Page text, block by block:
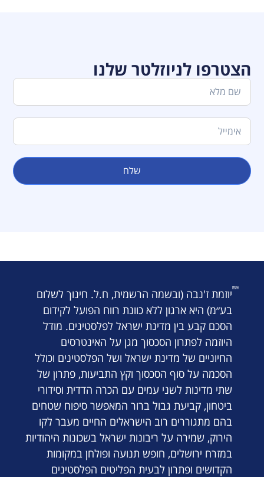
הצטרפו לניוזלטר שלנו
שלח
יוזמת ז'נבה (ובשמה הרשמית, ח.ל. חינוך לשלום
בע״מ) היא ארגון ללא כוונת רווח הפועל לקידום
הסכם קבע בין מדינת ישראל לפלסטינים. מודל
היוזמה לפתרון הסכסוך מגן על האינטרסים
החיוניים של מדינת ישראל ושל הפלסטינים וכולל
הסכמה על סוף הסכסוך וקץ התביעות, פתרון של
שתי מדינות לשני עמים עם הכרה הדדית וסידורי
ביטחון, קביעת גבול ברור המאפשר סיפוח שטחים
בהם מתגוררים רוב הישראלים החיים מעבר לקו
הירוק, שמירה על ריבונות ישראל בשכונות היהודיות
במזרח ירושלים, חופש תנועה ופולחן במקומות
הקדושים ופתרון לבעית הפליטים הפלסטינים